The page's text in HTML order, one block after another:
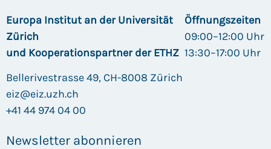
Europa Institut an der Universität
Zürich
und Kooperationspartner der ETHZ
Bellerivestrasse 49, CH-8008 Zürich
eiz@eiz.uzh.ch
+41 44 974 04 00
Öffnungszeiten
09:00–12:00 Uhr
13:30–17:00 Uhr
Newsletter abonnieren